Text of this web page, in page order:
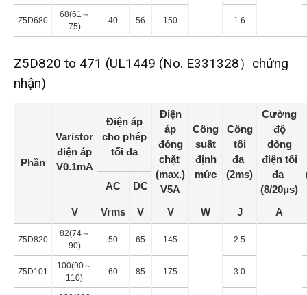
Z5D680
68(61～
75)
40 56 150 1.6
Z5D820 to 471 (UL1449 (No. E331328）chứng
nhận)
Phần
Varistor
điện áp
V0.1mA
Điện áp
cho phép
tối đa
Điện
áp
đóng
chặt
(max.)
V5A
Công
suất
định
mức
Công
tối
đa
(2ms)
Cường
độ
dòng
điện tối
đa
(8/20μs)
AC
DC
V Vrms V V W J A
Z5D820
82(74～
90)
50 65 145 2.5
Z5D101
100(90～
110)
60 85 175 3.0